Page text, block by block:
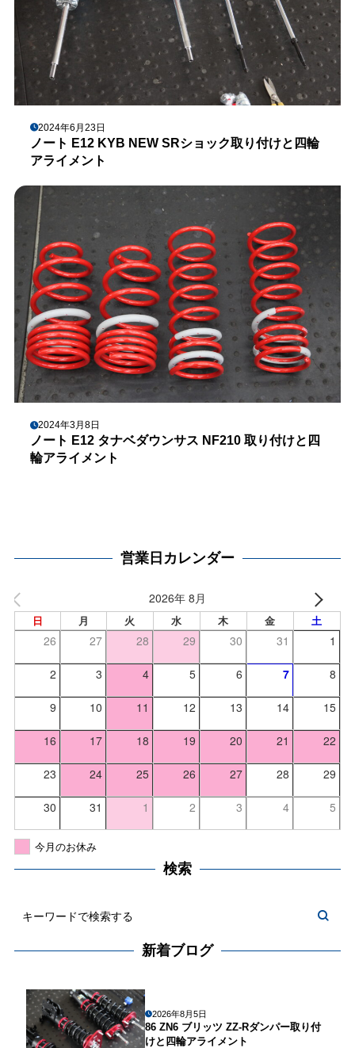
2024年6月23日
ノート E12 KYB NEW SRショック取り付けと四輪
アライメント
2024年3月8日
ノート E12 タナベダウンサス NF210 取り付けと四
輪アライメント
営業日カレンダー
2026年 8月
日 月 火 水 木 金 土
26 27 28 29 30 31 1
2 3 4 5 6 7 8
9 10 11 12 13 14 15
16 17 18 19 20 21 22
23 24 25 26 27 28 29
30 31 1 2 3 4 5
今月のお休み
検索
新着ブログ
2026年8月5日
86 ZN6 ブリッツ ZZ-Rダンパー取り付
けと四輪アライメント